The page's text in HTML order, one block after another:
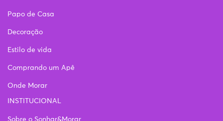
Papo de Casa
Decoração
Estilo de vida
Comprando um Apê
Onde Morar
INSTITUCIONAL
Sobre o Sonhar&Morar